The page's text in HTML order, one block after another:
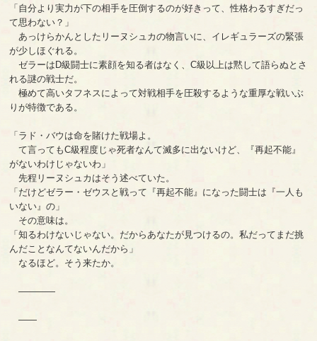
「自分より実力が下の相手を圧倒するのが好きって、性格わるすぎだっ
て思わない？」
あっけらかんとしたリーヌシュカの物言いに、イレギュラーズの緊張
が少しほぐれる。
ゼラーはD級闘士に素顔を知る者はなく、C級以上は黙して語らぬとさ
れる謎の戦士だ。
極めて高いタフネスによって対戦相手を圧殺するような重厚な戦いぶ
りが特徴である。
「ラド・バウは命を賭けた戦場よ。
て言ってもC級程度じゃ死者なんて滅多に出ないけど、『再起不能』
がないわけじゃないわ」
先程リーヌシュカはそう述べていた。
「だけどゼラー・ゼウスと戦って『再起不能』になった闘士は『一人も
いない』の」
その意味は。
「知るわけないじゃない。だからあなたが見つけるの。私だってまだ挑
んだことなんてないんだから」
なるほど。そう来たか。
――――
――